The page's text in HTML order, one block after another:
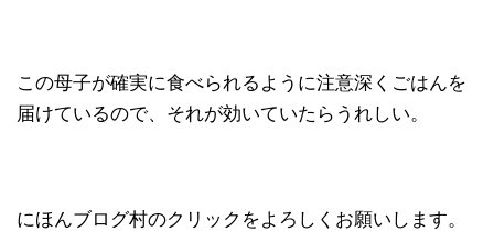
この母子が確実に食べられるように注意深くごはんを
届けているので、それが効いていたらうれしい。
にほんブログ村のクリックをよろしくお願いします。